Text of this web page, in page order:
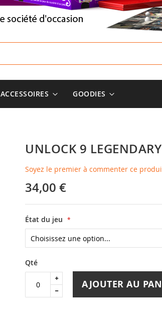
ACCESSOIRES GOODIES
UNLOCK 9
Soyez le premier à commenter ce
34,00 €
État du jeu
Qté
AJOUTER AU